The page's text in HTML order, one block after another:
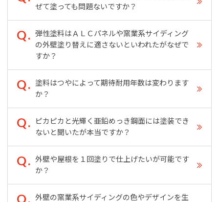
ぜて塗っても問題ないですか？
弾性塗料はＡＬＣパネルや窯業系サイディング
の外壁塗り替えに適さないといわれたがなぜで
すか？
塗料はつやによって期待耐用年数は変わります
か？
ピカピカと光輝く亜鉛めっき鋼面には塗装でき
ないと聞いたが本当ですか？
外壁や屋根を１回塗りで仕上げたいが可能です
か？
外壁の窯業系サイディングの色やデザインを生